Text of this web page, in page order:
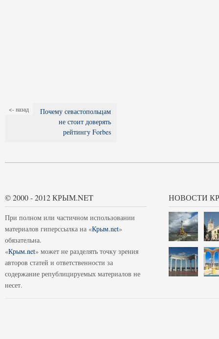
<- назад
Почему севастопольцам
не стоит доверять
рейтингу Forbes
© 2000 - 2012 КРЫМ.NET
При полном или частичном использовании
материалов гиперссылка на «Крым.net»
обязательна.
«Крым.net» может не разделять точку зрения
авторов статей и ответственности за
содержание републицируемых материалов не
несет.
НОВОСТИ